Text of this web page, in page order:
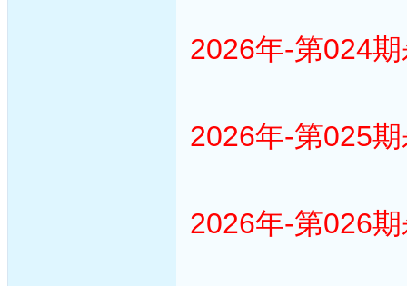
2026年-第024
2026年-第025
2026年-第026